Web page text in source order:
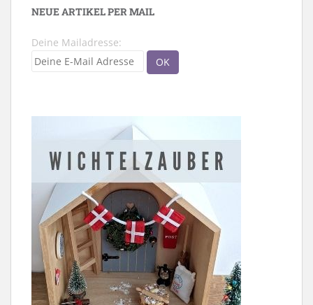
NEUE ARTIKEL PER MAIL
Deine Mailadresse: